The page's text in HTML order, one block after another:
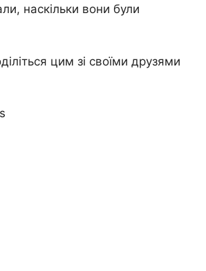
наскільки вони були
цим зі своїми друзями